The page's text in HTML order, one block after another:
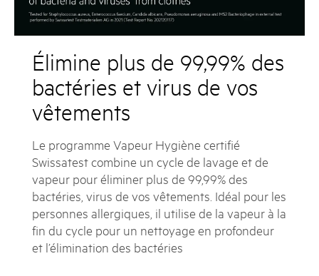
Élimine plus de 99,99% des
bactéries et virus de vos
vêtements
Le programme Vapeur Hygiène certifié
Swissatest combine un cycle de lavage et de
vapeur pour éliminer plus de 99,99% des
bactéries, virus de vos vêtements. Idéal pour les
personnes allergiques, il utilise de la vapeur à la
fin du cycle pour un nettoyage en profondeur
et l’élimination des bactéries